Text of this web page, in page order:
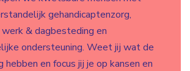
gehandicaptenzorg,
& dagbesteding en
ondersteuning. Weet jij wat de
hebben en focus jij je op kansen en